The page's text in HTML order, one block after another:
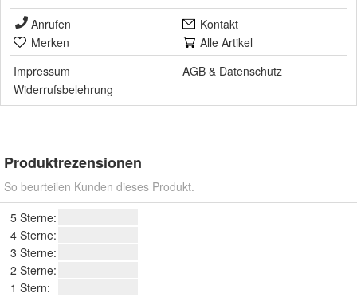
Anrufen
Kontakt
Merken
Alle Artikel
Impressum
AGB & Datenschutz
Widerrufsbelehrung
Produktrezensionen
So beurteilen Kunden dieses Produkt.
5 Sterne:
4 Sterne:
3 Sterne:
2 Sterne:
1 Stern: